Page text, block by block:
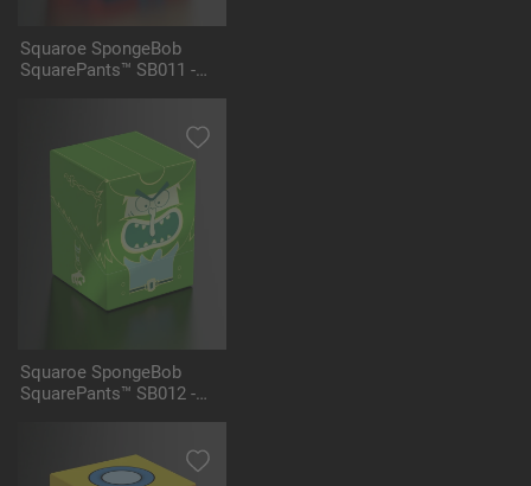
Squaroe SpongeBob
SquarePants™ SB011 -
Squaroe SpongeBob
SquarePants™ SB012 -